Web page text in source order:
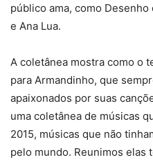
público ama, como
e Ana Lua.
A coletânea mostra como o
para Armandinho, que
apaixonados por suas
uma coletânea de músicas
2015, músicas que não
pelo mundo. Reunimos elas